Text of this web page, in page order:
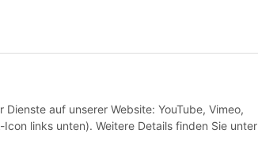
auf unserer Website: YouTube, Vimeo,
links unten). Weitere Details finden Sie unter